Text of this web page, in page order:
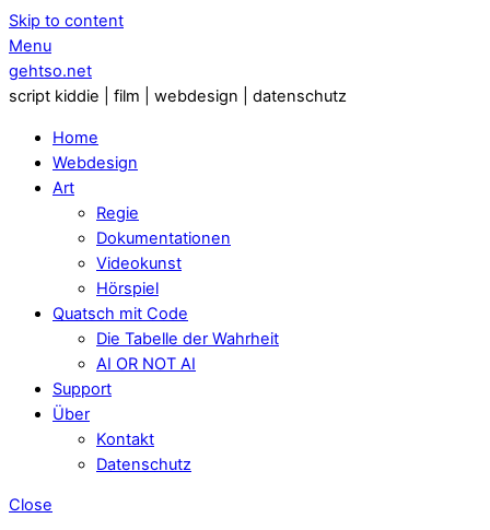
Skip to content
Menu
gehtso.net
script kiddie | film | webdesign | datenschutz
Home
Webdesign
Art
Regie
Dokumentationen
Videokunst
Hörspiel
Quatsch mit Code
Die Tabelle der Wahrheit
AI OR NOT AI
Support
Über
Kontakt
Datenschutz
Close